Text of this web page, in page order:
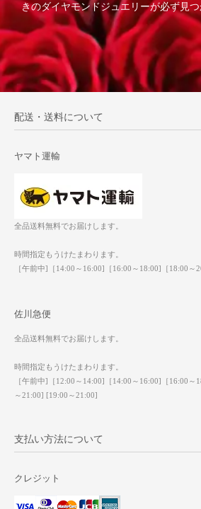
きのダイヤモンドジュエリーが必ず見つ
配送・送料について
ヤマト運輸
全品送料無料でお届けします。
時間指定もうけたまわります。
［午前中]［14:00～16:00]［16:00～18:00]［18:00～
佐川急便
全品送料無料でお届けします。
時間指定もうけたまわります。
［午前中]［12:00～14:00]［14:00～16:00]［16:00
～21:00] [19:00～21:00]
支払い方法について
クレジット